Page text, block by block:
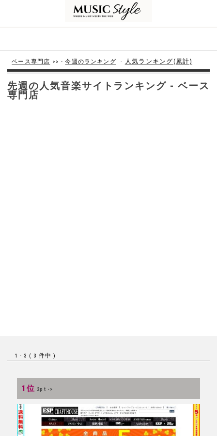
ベース専門店 >> -今週のランキング - 人気ランキング(累計)
先週の人気音楽サイトランキング - ベース
専門店
1 - 3 ( 3 件中 )
1位 2pt ->